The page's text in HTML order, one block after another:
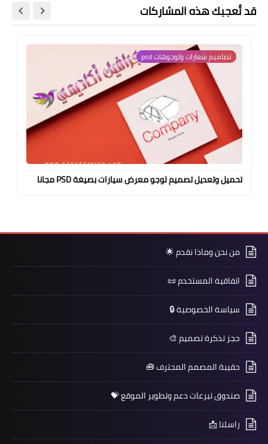
قد تُعجبك هذه المشاركات
تصاميم شعارات ولوجوهات psd
تحميل وتعديل تصميم لوجو معرض سيارات بصيغة PSD مجانا
من نحن وماذا نقدم 🌟
اتفاقية المستخدم 📜
سياسة الخصوصية 🔒
حجز تذكرة تصميم 🎨
حقيبة المصمم المحترف 🧰
صندوق تبرعات دعم وتطوير الموقع 💝
راسلنا 📩